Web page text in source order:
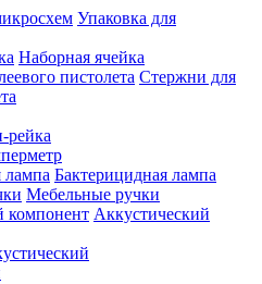
Упаковка для
Наборная ячейка
Стержни для
рейка
Бактерицидная лампа
Мебельные ручки
Аккустический